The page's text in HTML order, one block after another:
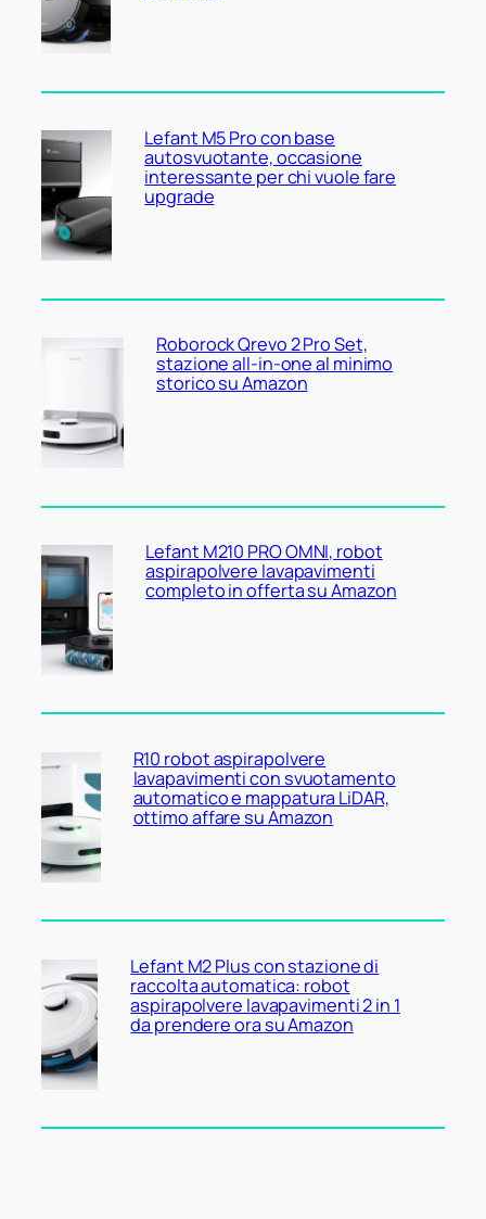
Lefant M5 Pro con base
autosvuotante, occasione
interessante per chi vuole fare
upgrade
Roborock Qrevo 2 Pro Set,
stazione all-in-one al minimo
storico su Amazon
Lefant M210 PRO OMNI, robot
aspirapolvere lavapavimenti
completo in offerta su Amazon
R10 robot aspirapolvere
lavapavimenti con svuotamento
automatico e mappatura LiDAR,
ottimo affare su Amazon
Lefant M2 Plus con stazione di
raccolta automatica: robot
aspirapolvere lavapavimenti 2 in 1
da prendere ora su Amazon